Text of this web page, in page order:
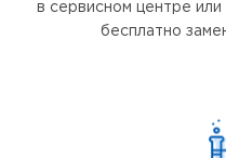
в сервисном центре или
бесплатно